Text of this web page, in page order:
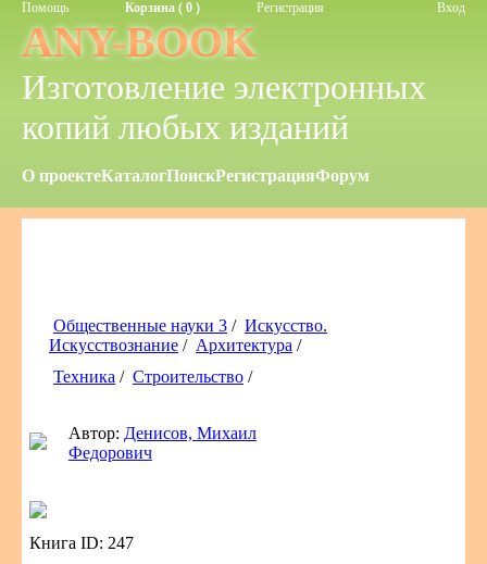
Помощь Корзина ( 0 ) Регистрация Вход
ANY-BOOK
Изготовление электронных
копий любых изданий
О проектеКаталогПоискРегистрацияФорум
Общественные науки 3 / Искусство.
Искусствознание / Архитектура /
Техника / Строительство /
Автор: Денисов, Михаил
Федорович
Книга ID: 247